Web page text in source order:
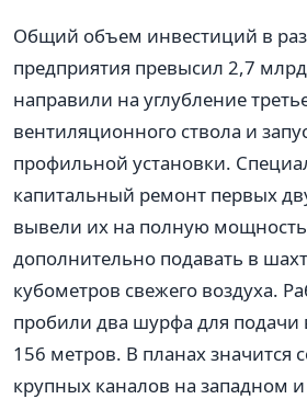
Общий объем инвестиций в
предприятия превысил 2,7
направили на углубление
вентиляционного ствола и
профильной установки.
капитальный ремонт первых
вывели их на полную
дополнительно подавать в
кубометров свежего воздуха.
пробили два шурфа для подачи
156 метров. В планах значится
крупных каналов на западном